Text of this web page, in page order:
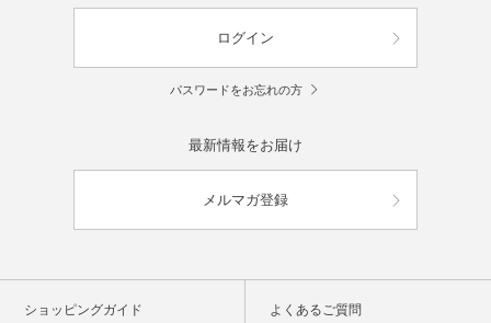
ログイン
パスワードをお忘れの方
最新情報をお届け
メルマガ登録
ショッピングガイド よくあるご質問